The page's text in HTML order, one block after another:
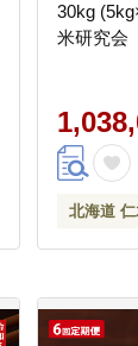
30kg
米研究会
飯 朝ごは
はん[株式
北海道